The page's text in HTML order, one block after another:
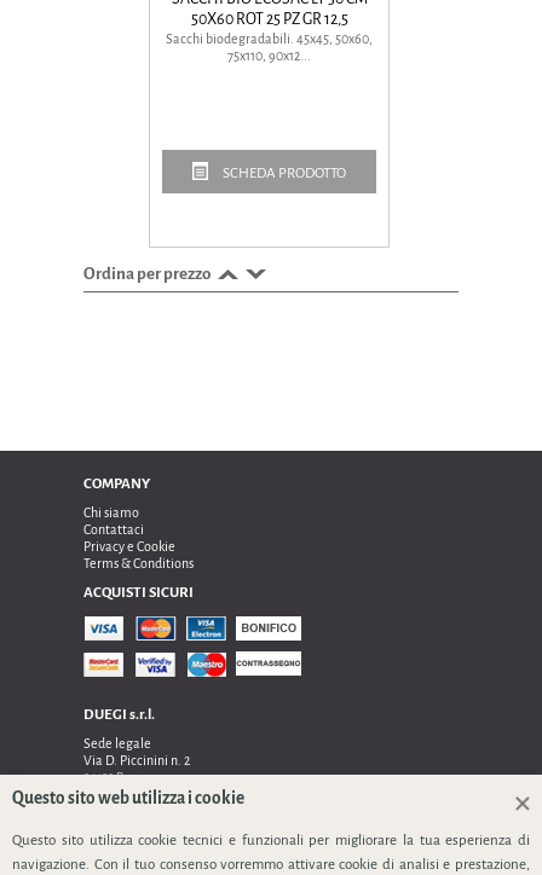
50X60 ROT 25 PZ GR 12,5
Sacchi biodegradabili. 45x45, 50x60,
75x110, 90x12...
SCHEDA PRODOTTO
Ordina per prezzo
COMPANY
Chi siamo
Contattaci
Privacy e Cookie
Terms & Conditions
ACQUISTI SICURI
DUEGI s.r.l.
Sede legale
Via D. Piccinini n. 2
24122 Bergamo
Sede operativa e amministrativa:
24048 Treviolo (Bg)
TEL 0354128024, FAX 0354129132
Questo sito web utilizza i cookie
Questo sito utilizza cookie tecnici e funzionali per migliorare la tua esperienza di
navigazione. Con il tuo consenso vorremmo attivare cookie di analisi e prestazione,